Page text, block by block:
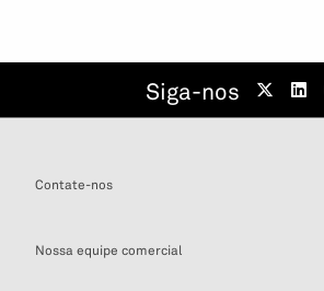
Siga-nos
Contate-nos
Nossa equipe comercial